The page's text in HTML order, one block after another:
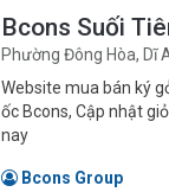
Bcons Suối
Phường Đông Hòa, Dĩ
Website mua bán ký
ốc Bcons, Cập nhật
nay
Bcons Group